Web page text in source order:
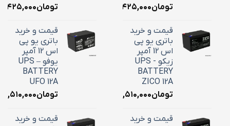
تومان۷,۴۲۵,۰۰۰
قیمت و خرید
باتری یو پی
اس 12 آمپر
زیکو - UPS
BATTERY
ZICO 12A
تومان۴,۵۱۰,۰۰۰
قیمت و خرید
تومان
قیمت و خرید
باتری یو پی
اس 12 آمپر
یوفو – UPS
BATTERY
UFO 12A
تومان۴,۵۱۰,۰۰۰
قیمت و خرید